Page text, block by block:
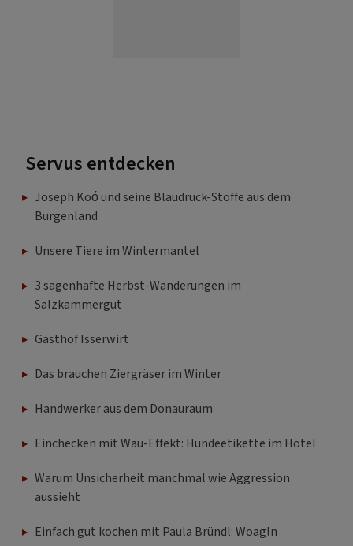
Servus entdecken
Joseph Koó und seine Blaudruck-Stoffe aus dem
Burgenland
Unsere Tiere im Wintermantel
3 sagenhafte Herbst-Wanderungen im
Salzkammergut
Gasthof Isserwirt
Das brauchen Ziergräser im Winter
Handwerker aus dem Donauraum
Einchecken mit Wau-Effekt: Hundeetikette im Hotel
Warum Unsicherheit manchmal wie Aggression
aussieht
Einfach gut kochen mit Paula Bründl: Woagln